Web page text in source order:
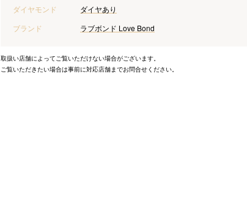
ダイヤモンド
ダイヤあり
ブランド
ラブボンド Love Bond
取扱い店舗によってご覧いただけない場合がございます。
ご覧いただきたい場合は事前に対応店舗までお問合せください。